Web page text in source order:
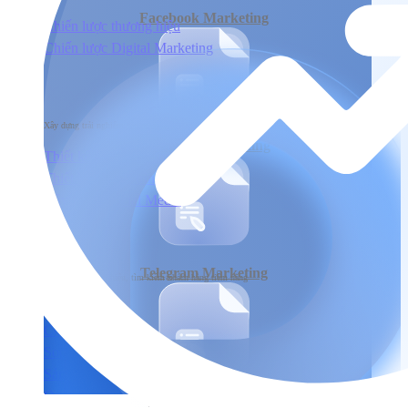
Chiến lược thương hiệu
Chiến lược Digital Marketing
Xây dựng trải nghiệm người dùng đầu cuối tương tác với sản phẩm & dịch vụ
Thiết kế nhận diện thương hiệu
Thiết kế & Lập trình website
Xây dựng Social Media
Phát triển
Phát triển thương hiệu, tìm kiếm khách hàng tiềm năng
Content Marketing
Social Marketing
Sản xuất hình ảnh & Video
Quảng cáo trả phí
Facebook Marketing
Instagram Marketing
Telegram Marketing